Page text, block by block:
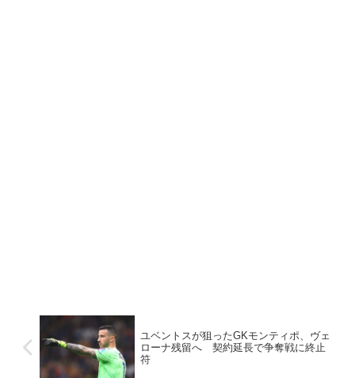
ユベントスが狙ったGKモンティポ、ヴェ
ローナ残留へ 契約延長で争奪戦に終止
符